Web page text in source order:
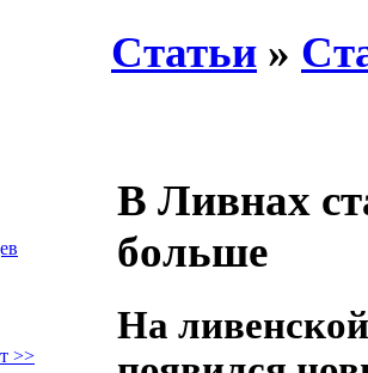
>>
Статьи »
В Ливнах
больше
На